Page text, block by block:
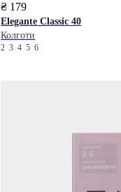
₴ 179
Elegante Classic 40
Колготи
23456